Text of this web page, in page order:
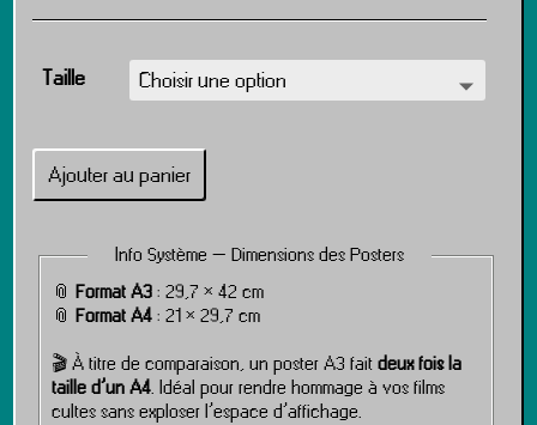
Taille
Ajouter au panier
Info Système – Dimensions des Posters
📎Format A3: 29,7 × 42 cm
📎Format A4: 21 × 29,7 cm
🎬 À titre de comparaison, un poster A3 faitdeux fois la
taille d’un A4. Idéal pour rendre hommage à vos films
cultes sans exploser l’espace d’affichage.